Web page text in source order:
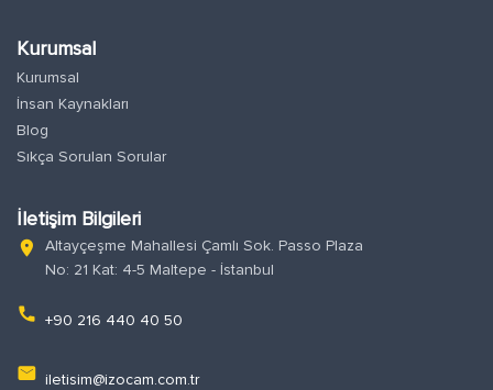
Kurumsal
Kurumsal
İnsan Kaynakları
Blog
Sıkça Sorulan Sorular
İletişim Bilgileri
location_on
Altayçeşme Mahallesi Çamlı Sok. Passo Plaza
No: 21 Kat: 4-5 Maltepe - İstanbul
phone +90 216 440 40 50
email iletisim@izocam.com.tr